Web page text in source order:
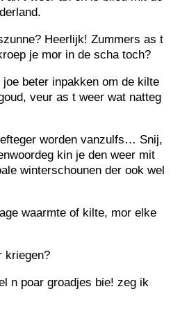
Heerlijk! Zummers as t
je mor in de scha toch?
beter inpakken om de kilte
veur as t weer wat natteg
worden vanzulfs… Snij,
kin je den weer mit
winterschounen der ook wel
waarmte of kilte, mor elke
kriegen?
n poar groadjes bie! zeg ik